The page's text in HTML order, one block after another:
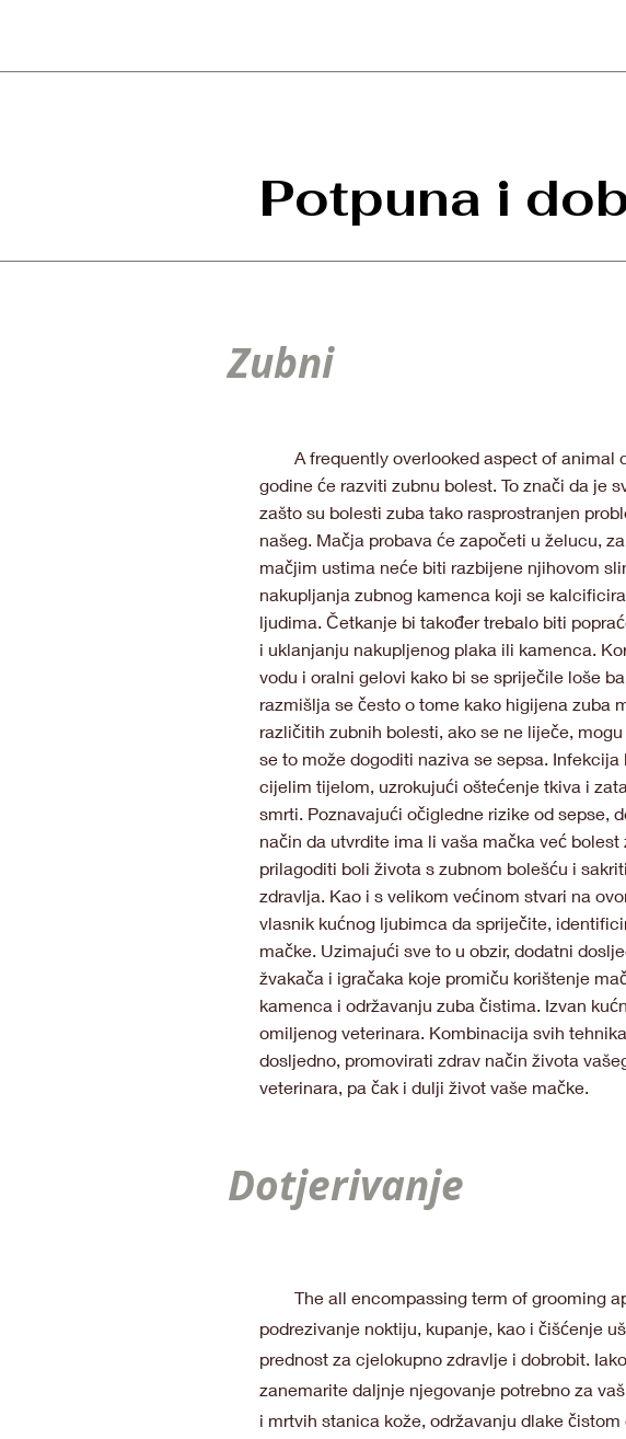
Potpuna i
Zubni
A frequently overlooked aspect of animal
godine će razviti zubnu bolest. To znači da je
zašto su bolesti zuba tako rasprostranjen
našeg. Mačja probava će započeti u želucu,
mačjim ustima neće biti razbijene njihovom
nakupljanja zubnog kamenca koji se
ljudima. Četkanje bi također trebalo biti
i uklanjanju nakupljenog plaka ili kamenca.
vodu i oralni gelovi kako bi se spriječile loše
razmišlja se često o tome kako higijena zuba
različitih zubnih bolesti, ako se ne liječe,
se to može dogoditi naziva se sepsa.
cijelim tijelom, uzrokujući oštećenje tkiva i
smrti. Poznavajući očigledne rizike od sepse,
način da utvrdite ima li vaša mačka već
prilagoditi boli života s zubnom bolešću i
zdravlja. Kao i s velikom većinom stvari na
vlasnik kućnog ljubimca da spriječite,
mačke. Uzimajući sve to u obzir, dodatni
žvakača i igračaka koje promiču korištenje
kamenca i održavanju zuba čistima. Izvan
omiljenog veterinara. Kombinacija svih
dosljedno, promovirati zdrav način života
veterinara, pa čak i dulji život vaše mačke.
Dotjerivanje
The all encompassing term of grooming
podrezivanje noktiju, kupanje, kao i čišćenje
prednost za cjelokupno zdravlje i dobrobit.
zanemarite daljnje njegovanje potrebno za
i mrtvih stanica kože, održavanju dlake